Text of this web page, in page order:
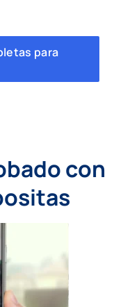
para
con